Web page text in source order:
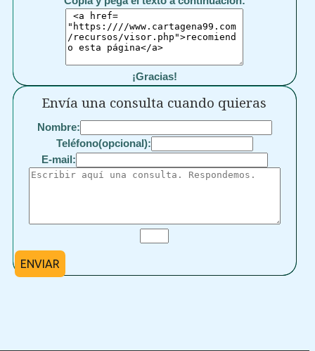
¡Gracias!
Envía una consulta cuando quieras
Nombre:
Teléfono(opcional):
E-mail:
ENVIAR